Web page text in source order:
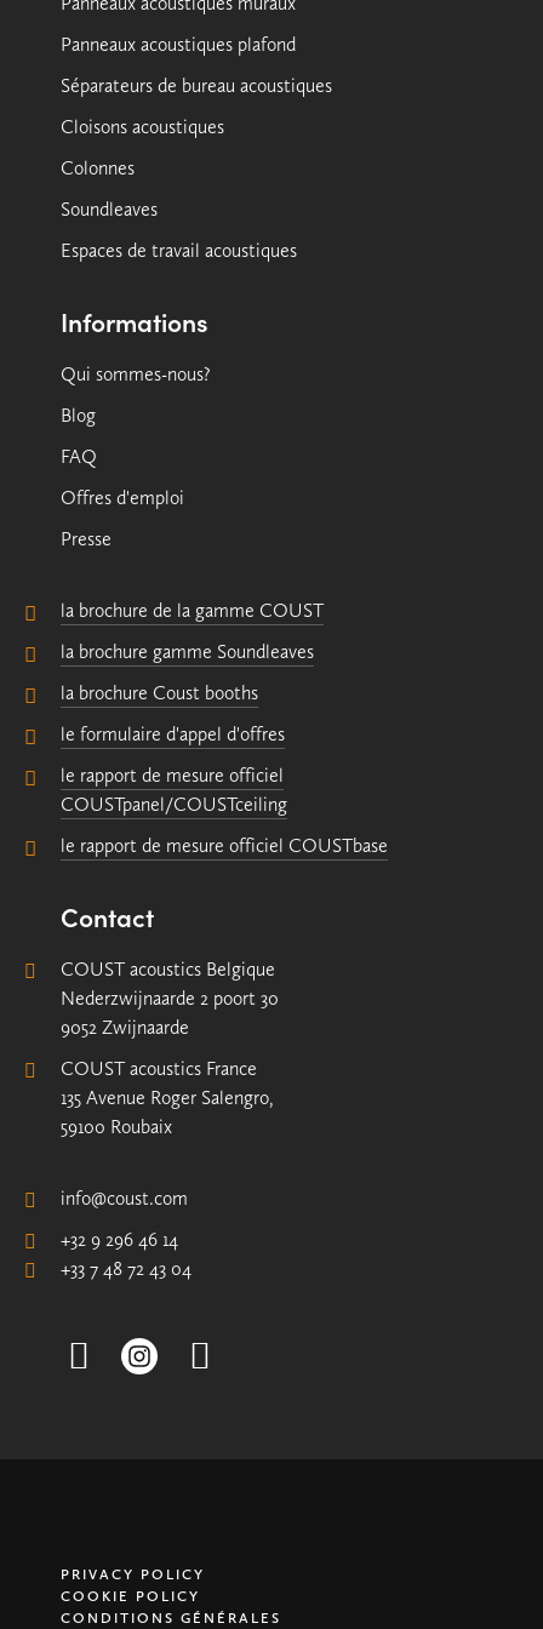
Panneaux acoustiques plafond
Séparateurs de bureau acoustiques
Cloisons acoustiques
Colonnes
Soundleaves
Espaces de travail acoustiques
Informations
Qui sommes-nous?
Blog
FAQ
Offres d'emploi
Presse
la brochure de la gamme COUST
la brochure gamme Soundleaves
la brochure Coust booths
le formulaire d'appel d'offres
le rapport de mesure officiel
COUSTpanel/COUSTceiling
le rapport de mesure officiel COUSTbase
Contact
COUST acoustics Belgique
Nederzwijnaarde 2 poort 30
9052 Zwijnaarde
COUST acoustics France
135 Avenue Roger Salengro,
59100 Roubaix
info@coust.com
+32 9 296 46 14
+33 7 48 72 43 04
Facebook
PRIVACY POLICY
COOKIE POLICY
CONDITIONS GÉNÉRALES